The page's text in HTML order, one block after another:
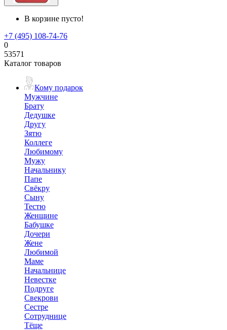
В корзине пусто!
+7 (495) 108-74-76
0
53571
Каталог товаров
Кому подарок
Мужчине
Брату
Дедушке
Другу
Зятю
Коллеге
Любимому
Мужу
Начальнику
Папе
Свёкру
Сыну
Тестю
Женщине
Бабушке
Дочери
Жене
Любимой
Маме
Начальнице
Невестке
Подруге
Свекрови
Сестре
Сотруднице
Тёще